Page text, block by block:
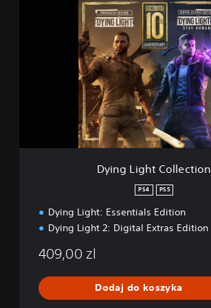
o
Dying Light Collection
PS4 PS5
Dying Light: Essentials Edition
Dying Light 2: Digital Extras Edition
409,00 zl
Dodaj do koszyka